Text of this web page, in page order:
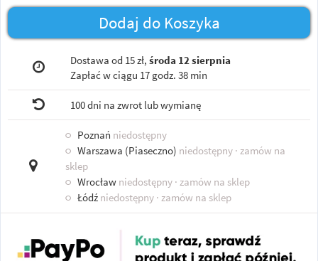
Dodaj do Koszyka
Dostawa od 15 zł, środa 12 sierpnia
Zapłać w ciągu 17 godz. 38 min
100 dni na zwrot lub wymianę
○ Poznań niedostępny
○ Warszawa (Piaseczno) niedostępny · zamów na
sklep
○ Wrocław niedostępny · zamów na sklep
○ Łódź niedostępny · zamów na sklep